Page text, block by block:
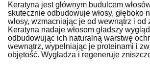
Keratyna jest głównym budulcem
skutecznie odbudowuje włosy, głęboko
włosy, wzmacniając je od wewnątrz i od
Keratyna nadaje włosom gładszy
odbudowując ich naturalną warstwę
wewnątrz, wypełniając je proteinami i
objętość. Wygładza i regeneruje